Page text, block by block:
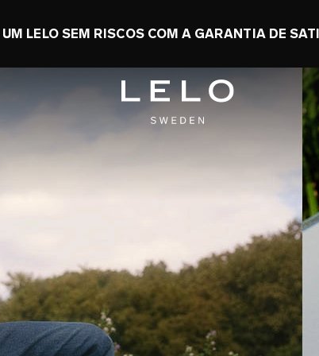
ATÉ 50% + GANHE UM TOY GRÁTIS